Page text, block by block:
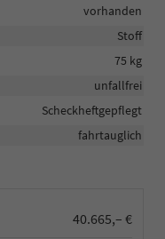
40.665,– €
vorhanden
Stoff
75 kg
unfallfrei
Scheckheftgepflegt
fahrtauglich